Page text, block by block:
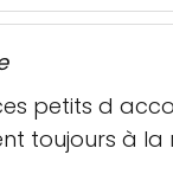
petits d
toujours à la